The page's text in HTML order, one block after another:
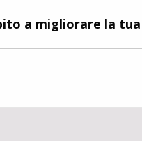
a migliorare la